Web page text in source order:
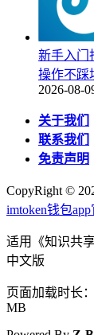
新手入门
操作不踩
2026-08-
关于我们
联系我们
免责声明
CopyRight ©
imtoken钱包
适用《知识共
中文版
页面加载时长
MB